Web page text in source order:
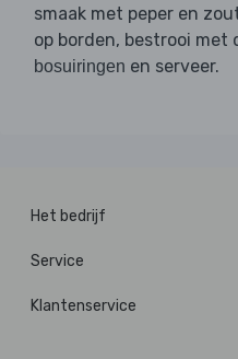
smaak met peper en
op borden, bestrooi met
bosuiringen en serveer.
Het bedrijf
Service
Klantenservice